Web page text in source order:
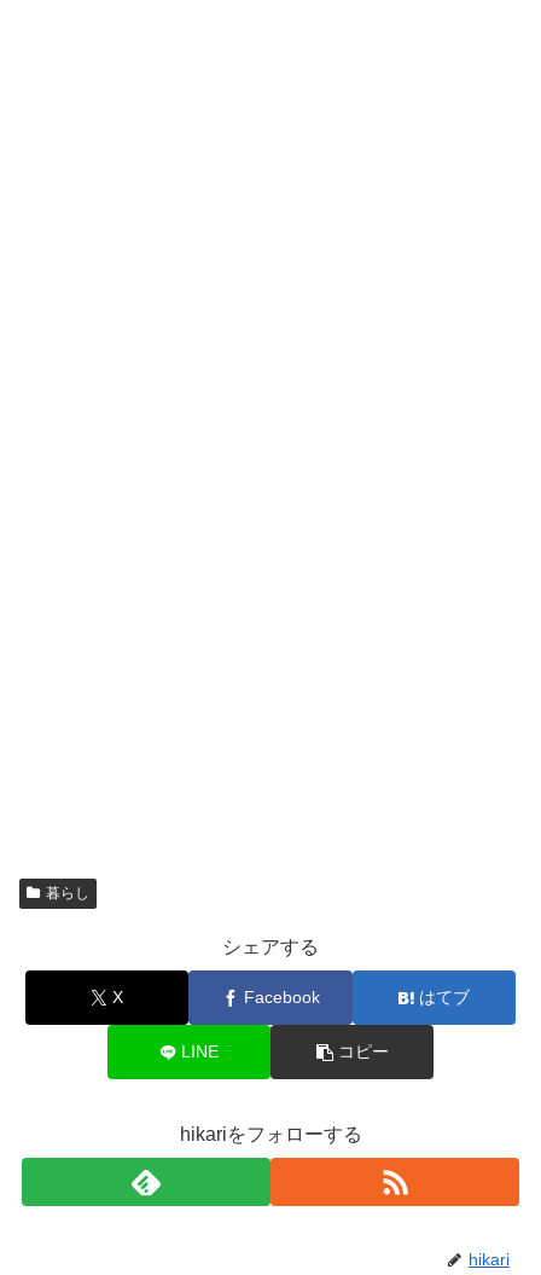
暮らし
シェアする
X Facebook はてブ
LINE コピー
hikariをフォローする
hikari